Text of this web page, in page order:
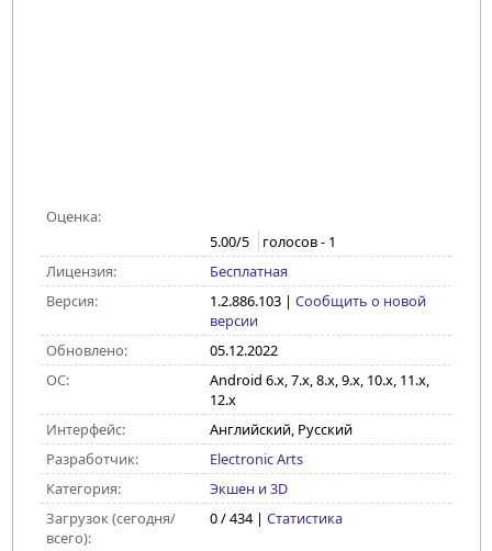
Оценка:
5.00/5 голосов - 1
Лицензия:
Бесплатная
Версия:
1.2.886.103| Сообщить о новой
версии
Обновлено:
05.12.2022
ОС:
Android 6.x, 7.x, 8.x, 9.x, 10.x, 11.x,
12.x
Интерфейс:
Английский, Русский
Разработчик:
Electronic Arts
Категория:
Экшен и 3D
Загрузок (сегодня/
всего):
0 / 434 | Статистика